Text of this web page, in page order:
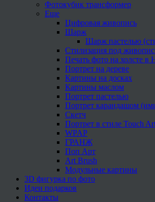
Фотокубик трансформер
Еще
Цифровая живопись
Шарж
Шарж пастелью
Стилизация под
Печать фото на холсте в
Портрет на дереве
Картины на досках
Картины маслом
Портрет пастелью
Портрет карандашом
Скетч
Портрет в стиле Touch
WPAP
ГРАНЖ
Поп Арт
Art Brush
Модульные картины
3D фигурка по фото
Идеи подарков
Контакты